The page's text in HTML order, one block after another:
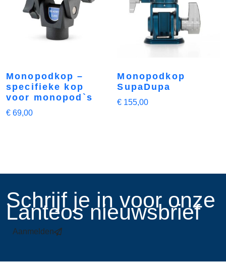
Monopodkop –
specifieke kop
voor monopod`s
€ 69,00
Monopodkop
SupaDupa
€ 155,00
​Schrijf je in voor onze
Lanteos nieuwsbrief
Aanmelden